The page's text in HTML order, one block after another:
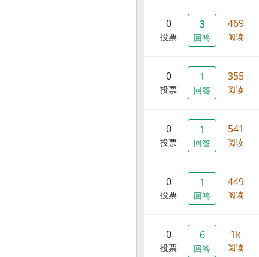
0
投票
3
回答
469
阅读
0
投票
1
回答
355
阅读
0
投票
1
回答
541
阅读
0
投票
1
回答
449
阅读
0
投票
6
回答
1k
阅读